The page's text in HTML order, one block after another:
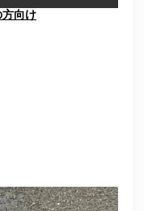
向け